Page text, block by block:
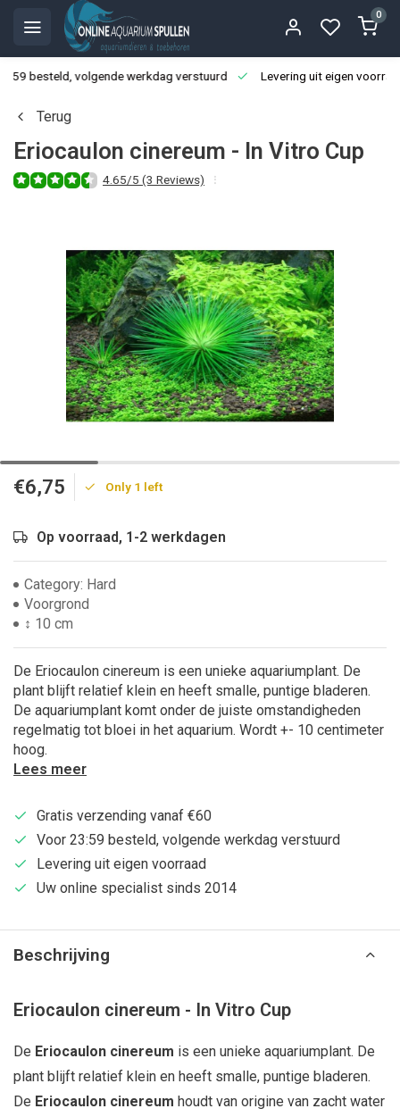
0
besteld, volgende werkdag verstuurd Levering uit eigen
Terug
Eriocaulon cinereum - In Vitro Cup
4.65/5 (3 Reviews)
€6,75 Only 1 left
Op voorraad, 1-2 werkdagen
Category: Hard
Voorgrond
↕ 10 cm
De Eriocaulon cinereum is een unieke aquariumplant. De
plant blijft relatief klein en heeft smalle, puntige bladeren.
De aquariumplant komt onder de juiste omstandigheden
regelmatig tot bloei in het aquarium. Wordt +- 10 centimeter
hoog.
Lees meer
Gratis verzending vanaf €60
Voor 23:59 besteld, volgende werkdag verstuurd
Levering uit eigen voorraad
Uw online specialist sinds 2014
Beschrijving
Eriocaulon cinereum - In Vitro Cup
De Eriocaulon cinereum is een unieke aquariumplant. De
plant blijft relatief klein en heeft smalle, puntige bladeren.
De Eriocaulon cinereum houdt van origine van zacht water